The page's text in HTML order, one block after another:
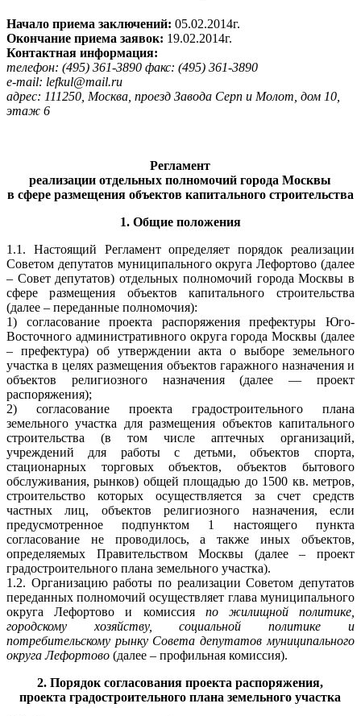
Начало приема заключений: 05.02.2014г.
Окончание приема заявок: 19.02.2014г.
Контактная информация:
телефон: (495) 361-3890 факс: (495) 361-3890
e-mail: lefkul@mail.ru
адрес: 111250, Москва, проезд Завода Серп и Молот, дом 10,
этаж 6
Регламент
реализации отдельных полномочий города Москвы
в сфере размещения объектов капитального строительства
1. Общие положения
1.1. Настоящий Регламент определяет порядок реализации
Советом депутатов муниципального округа Лефортово (далее
– Совет депутатов) отдельных полномочий города Москвы в
сфере размещения объектов капитального строительства
(далее – переданные полномочия):
1) согласование проекта распоряжения префектуры Юго-
Восточного административного округа города Москвы (далее
– префектура) об утверждении акта о выборе земельного
участка в целях размещения объектов гаражного назначения и
объектов религиозного назначения (далее — проект
распоряжения);
2) согласование проекта градостроительного плана
земельного участка для размещения объектов капитального
строительства (в том числе аптечных организаций,
учреждений для работы с детьми, объектов спорта,
стационарных торговых объектов, объектов бытового
обслуживания, рынков) общей площадью до 1500 кв. метров,
строительство которых осуществляется за счет средств
частных лиц, объектов религиозного назначения, если
предусмотренное подпунктом 1 настоящего пункта
согласование не проводилось, а также иных объектов,
определяемых Правительством Москвы (далее – проект
градостроительного плана земельного участка).
1.2. Организацию работы по реализации Советом депутатов
переданных полномочий осуществляет глава муниципального
округа Лефортово и комиссия по жилищной политике,
городскому хозяйству, социальной политике и
потребительскому рынку Совета депутатов муниципального
округа Лефортово (далее – профильная комиссия).
2. Порядок согласования проекта распоряжения,
проекта градостроительного плана земельного участка